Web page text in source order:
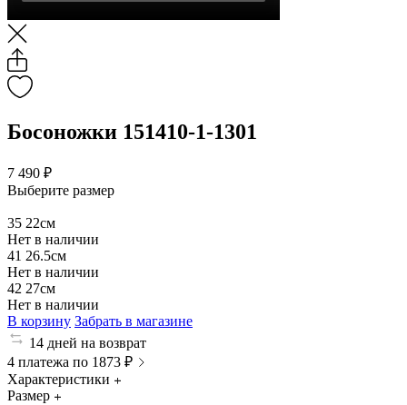
Босоножки 151410-1-1301
7 490 ₽
Выберите размер
35 22см
Нет в наличии
41 26.5см
Нет в наличии
42 27см
Нет в наличии
В корзину Забрать в магазине
14 дней на возврат
4 платежа по 1873 ₽
Характеристики
Размер